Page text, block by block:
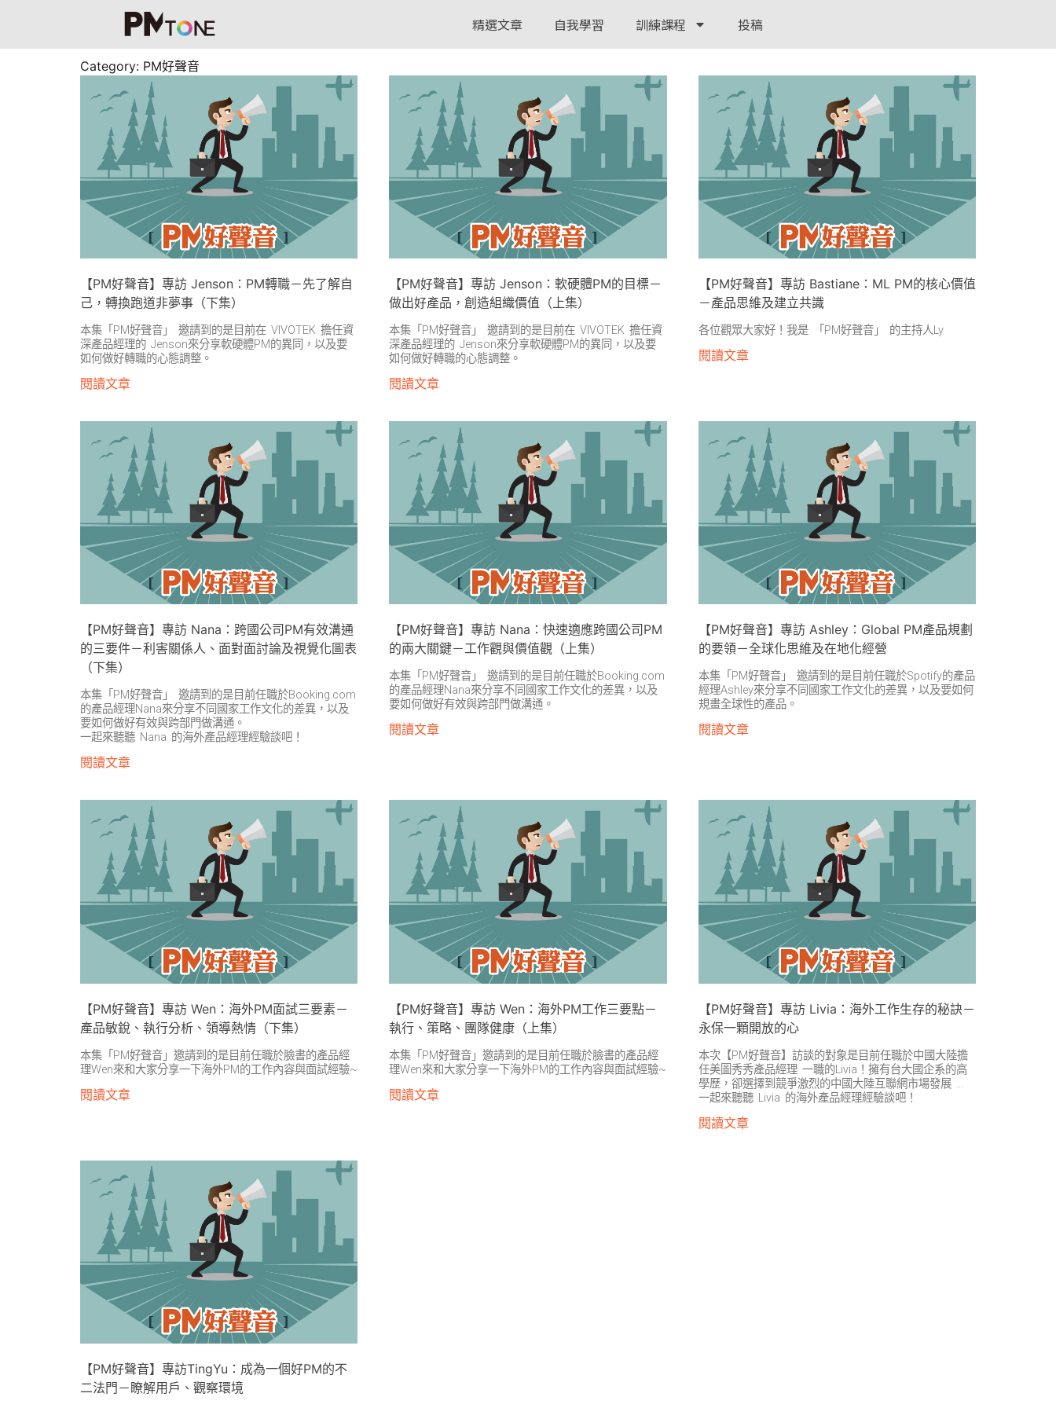
精選文章 自我學習 訓練課程 投稿
Category: PM好聲音
【PM好聲音】專訪 Jenson：PM轉職－先了解自
己，轉換跑道非夢事（下集）
本集「PM好聲音」 邀請到的是目前在 VIVOTEK 擔任資
深產品經理的 Jenson來分享軟硬體PM的異同，以及要
如何做好轉職的心態調整。
閱讀文章
【PM好聲音】專訪 Jenson：軟硬體PM的目標－
做出好產品，創造組織價值（上集）
本集「PM好聲音」 邀請到的是目前在 VIVOTEK 擔任資
深產品經理的 Jenson來分享軟硬體PM的異同，以及要
如何做好轉職的心態調整。
閱讀文章
【PM好聲音】專訪 Bastiane：ML PM的核心價值
－產品思維及建立共識
各位觀眾大家好！我是 「PM好聲音」 的主持人Ly
閱讀文章
【PM好聲音】專訪 Nana：跨國公司PM有效溝通
的三要件－利害關係人、面對面討論及視覺化圖表
（下集）
本集「PM好聲音」 邀請到的是目前任職於Booking.com
的產品經理Nana來分享不同國家工作文化的差異，以及
要如何做好有效與跨部門做溝通。
一起來聽聽 Nana 的海外產品經理經驗談吧！
閱讀文章
【PM好聲音】專訪 Nana：快速適應跨國公司PM
的兩大關鍵－工作觀與價值觀（上集）
本集「PM好聲音」 邀請到的是目前任職於Booking.com
的產品經理Nana來分享不同國家工作文化的差異，以及
要如何做好有效與跨部門做溝通。
閱讀文章
【PM好聲音】專訪 Ashley：Global PM產品規劃
的要領－全球化思維及在地化經營
本集「PM好聲音」 邀請到的是目前任職於Spotify的產品
經理Ashley來分享不同國家工作文化的差異，以及要如何
規畫全球性的產品。
閱讀文章
【PM好聲音】專訪 Wen：海外PM面試三要素－
產品敏銳、執行分析、領導熱情（下集）
本集「PM好聲音」邀請到的是目前任職於臉書的產品經
理Wen來和大家分享一下海外PM的工作內容與面試經驗~
閱讀文章
【PM好聲音】專訪 Wen：海外PM工作三要點－
執行、策略、團隊健康（上集）
本集「PM好聲音」邀請到的是目前任職於臉書的產品經
理Wen來和大家分享一下海外PM的工作內容與面試經驗~
閱讀文章
【PM好聲音】專訪 Livia：海外工作生存的秘訣－
永保一顆開放的心
本次【PM好聲音】訪談的對象是目前任職於中國大陸擔
任美圖秀秀產品經理 一職的Livia！擁有台大國企系的高
學歷，卻選擇到競爭激烈的中國大陸互聯網市場發展 …
一起來聽聽 Livia 的海外產品經理經驗談吧！
閱讀文章
【PM好聲音】專訪TingYu：成為一個好PM的不
二法門－瞭解用戶、觀察環境